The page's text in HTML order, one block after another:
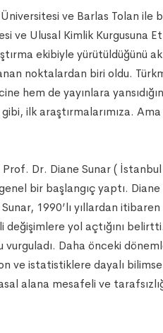
ve Barlas Tolan ile
ve Ulusal Kimlik Kurgusuna
ekibiyle yürütüldüğünü
noktalardan biri oldu.
hem de yayınlara
ilk araştırmalarımıza.
Dr. Diane Sunar (
bir başlangıç yaptı.
1990’lı yıllardan
yol açtığını
Daha önceki
ve istatistiklere dayalı
alana mesafeli ve